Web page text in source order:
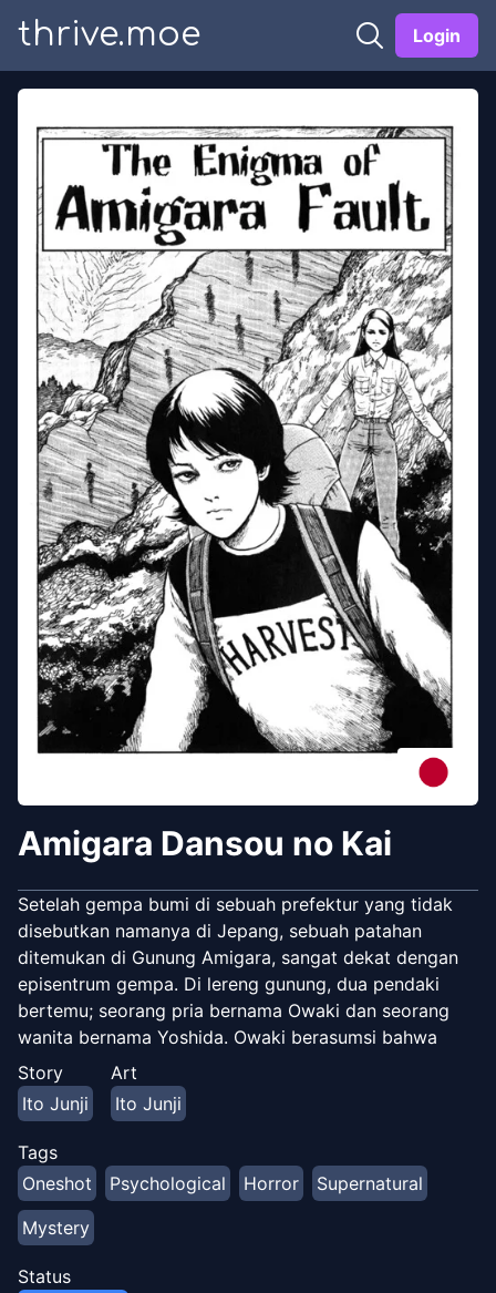
thrive.moe Login
Amigara Dansou no Kai
Setelah gempa bumi di sebuah prefektur yang tidak
disebutkan namanya di Jepang, sebuah patahan
ditemukan di Gunung Amigara, sangat dekat dengan
episentrum gempa. Di lereng gunung, dua pendaki
bertemu; seorang pria bernama Owaki dan seorang
wanita bernama Yoshida. Owaki berasumsi bahwa
mereka berdua di sana untuk melihat patahan
tersebut, yang telah menarik perhatian pers global.
Mengikuti suara-suara yang mengarah ke patahan
tersebut, keduanya terkagum-kagum oleh
pemandangan aneh di hadapan mereka: lubang-lubang
berbentuk manusia yang tak terhitung jumlahnya di
permukaan batu yang tersingkap oleh gempa bumi.
Story
Ito Junji
Art
Ito Junji
Tags
Oneshot
Psychological Horror
Supernatural
Mystery
Status